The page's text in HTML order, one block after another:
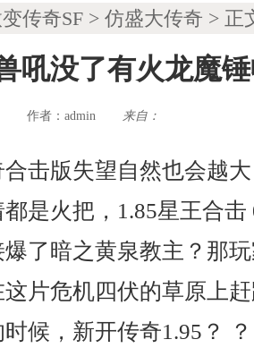
传奇SF > 仿盛大传奇 > 正
吼没了有火龙魔
作者： admin 来自：
击版失望自然也会越
是火把，1.85星王合
了暗之黄泉教主？那
片危机四伏的草原上
候，新开传奇1.95？